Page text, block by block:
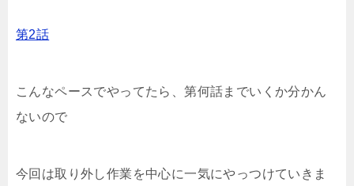
第2話
こんなペースでやってたら、第何話までいくか分かん
ないので
今回は取り外し作業を中心に一気にやっつけていきま